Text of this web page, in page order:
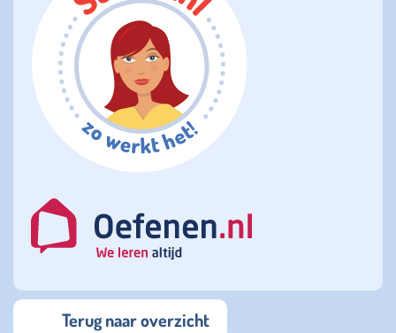
Terug naar overzicht